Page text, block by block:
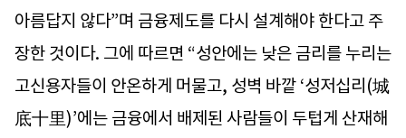
아름답지 않다”며 금융제도를 다시 설계해야 한다고 주
장한 것이다. 그에 따르면 “성안에는 낮은 금리를 누리는
고신용자들이 안온하게 머물고, 성벽 바깥 ‘성저십리(城
底十里)’에는 금융에서 배제된 사람들이 두텁게 산재해